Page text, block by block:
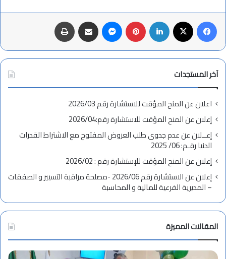
بينتيريست
آخر المستجدات
اعلان عن المنح المؤقت للاستشارة رقم 2026/03
إعلان عن المنح المؤقت للاستشارة رقم:2026/04
إعــلان عن عدم جدوى طلب العروض المفتوح مع الاشتراط القدرات
الدنيا رقـم: 06/ 2025
إعلان عن المنح المؤقت للإستشارة رقم : 2026/02
إعلان عن الاستشارة رقم 2026/06 -مصلحة مراقبة التسيير و الصفقات
– المديرية الفرعية للمالية و المحاسبة
المقالات المميزة